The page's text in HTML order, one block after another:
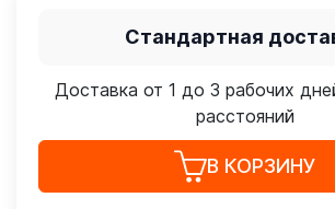
Стандартная
Доставка от 1 до 3 рабочих
расстояний
В КОРЗИНУ